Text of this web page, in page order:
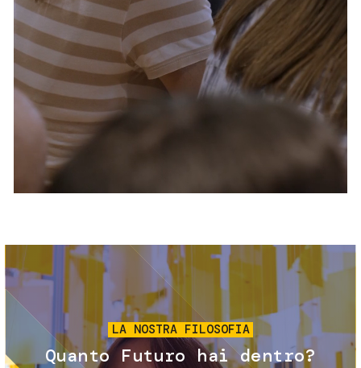
Servizi e accessibilità
Contatti
FAQ
Biglietti
Immagine
LA NOSTRA FILOSOFIA
Quanto Futuro hai dentro?